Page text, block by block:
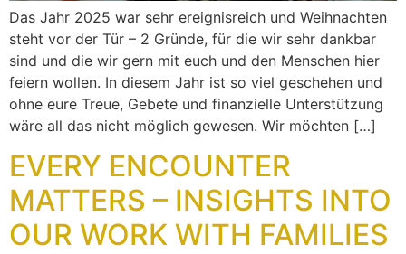
Das Jahr 2025 war sehr ereignisreich und Weihnachten
steht vor der Tür – 2 Gründe, für die wir sehr dankbar
sind und die wir gern mit euch und den Menschen hier
feiern wollen. In diesem Jahr ist so viel geschehen und
ohne eure Treue, Gebete und finanzielle Unterstützung
wäre all das nicht möglich gewesen. Wir möchten […]
EVERY ENCOUNTER
MATTERS – INSIGHTS INTO
OUR WORK WITH FAMILIES